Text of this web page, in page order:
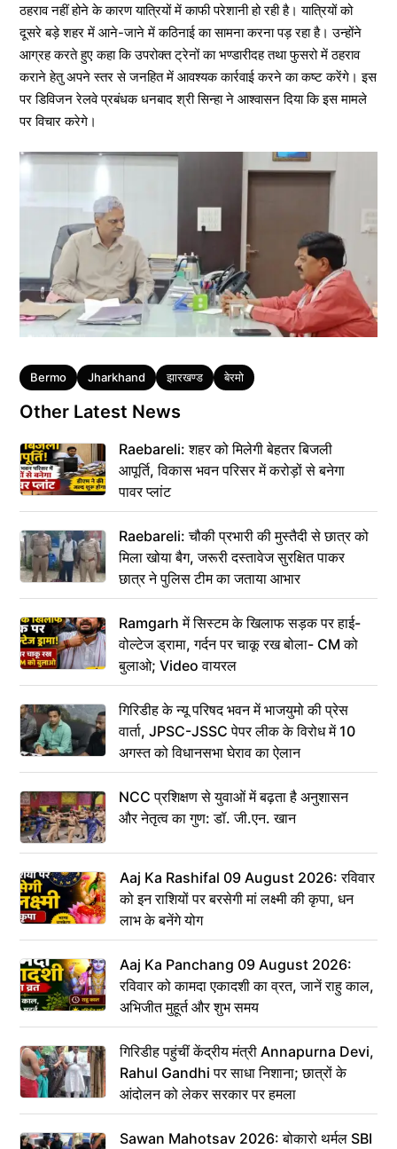
ठहराव नहीं होने के कारण यात्रियों में काफी परेशानी हो रही है। यात्रियों को
दूसरे बड़े शहर में आने-जाने में कठिनाई का सामना करना पड़ रहा है। उन्होंने
आग्रह करते हुए कहा कि उपरोक्त ट्रेनों का भण्डारीदह तथा फुसरो में ठहराव
कराने हेतु अपने स्तर से जनहित में आवश्यक कार्रवाई करने का कष्ट करेंगे। इस
पर डिविजन रेलवे प्रबंधक धनबाद श्री सिन्हा ने आश्वासन दिया कि इस मामले
पर विचार करेगे।
Tags
Bermo Jharkhand झारखण्ड बेरमो
Other Latest News
Raebareli: शहर को मिलेगी बेहतर बिजली
आपूर्ति, विकास भवन परिसर में करोड़ों से बनेगा
पावर प्लांट
Raebareli: चौकी प्रभारी की मुस्तैदी से छात्र को
मिला खोया बैग, जरूरी दस्तावेज सुरक्षित पाकर
छात्र ने पुलिस टीम का जताया आभार
Ramgarh में सिस्टम के खिलाफ सड़क पर हाई-
वोल्टेज ड्रामा, गर्दन पर चाकू रख बोला- CM को
बुलाओ; Video वायरल
गिरिडीह के न्यू परिषद भवन में भाजयुमो की प्रेस
वार्ता, JPSC-JSSC पेपर लीक के विरोध में 10
अगस्त को विधानसभा घेराव का ऐलान
NCC प्रशिक्षण से युवाओं में बढ़ता है अनुशासन
और नेतृत्व का गुण: डॉ. जी.एन. खान
Aaj Ka Rashifal 09 August 2026: रविवार
को इन राशियों पर बरसेगी मां लक्ष्मी की कृपा, धन
लाभ के बनेंगे योग
Aaj Ka Panchang 09 August 2026:
रविवार को कामदा एकादशी का व्रत, जानें राहु काल,
अभिजीत मुहूर्त और शुभ समय
गिरिडीह पहुंचीं केंद्रीय मंत्री Annapurna Devi,
Rahul Gandhi पर साधा निशाना; छात्रों के
आंदोलन को लेकर सरकार पर हमला
Sawan Mahotsav 2026: बोकारो थर्मल SBI